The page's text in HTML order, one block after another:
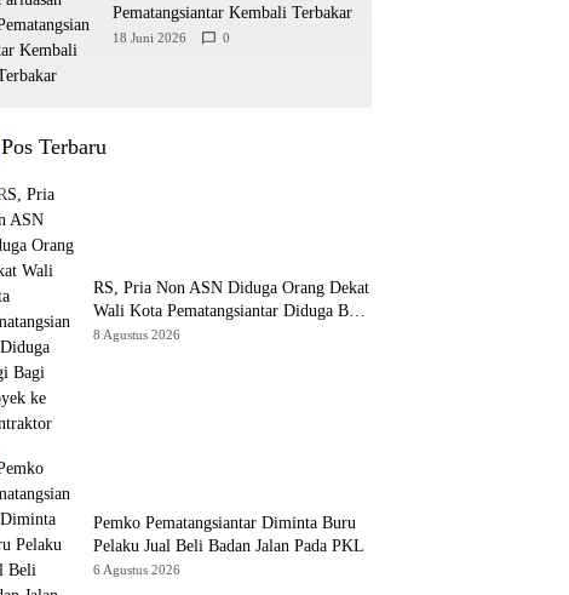
Pematangsiantar Kembali Terbakar
18 Juni 2026 0
Pos Terbaru
RS, Pria Non ASN Diduga Orang Dekat
Wali Kota Pematangsiantar Diduga Bagi
Bagi Proyek ke Kontraktor
8 Agustus 2026
Pemko Pematangsiantar Diminta Buru
Pelaku Jual Beli Badan Jalan Pada PKL
6 Agustus 2026